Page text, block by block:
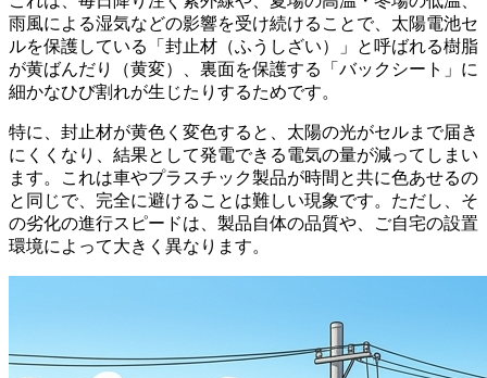
雨風による湿気などの影響を受け続けることで、太陽電池セ
ルを保護している「封止材（ふうしざい）」と呼ばれる樹脂
が黄ばんだり（黄変）、裏面を保護する「バックシート」に
細かなひび割れが生じたりするためです。
特に、封止材が黄色く変色すると、太陽の光がセルまで届き
にくくなり、結果として発電できる電気の量が減ってしまい
ます。これは車やプラスチック製品が時間と共に色あせるの
と同じで、完全に避けることは難しい現象です。ただし、そ
の劣化の進行スピードは、製品自体の品質や、ご自宅の設置
環境によって大きく異なります。